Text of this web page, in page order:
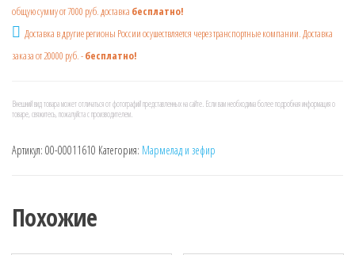
общую сумму от 7000 руб. доставка бесплатно!
Доставка в другие регионы России осушествляется через транспортные компании. Доставка
заказа от 20000 руб. -бесплатно!
Внешний вид товара может отличаться от фотографий представленных на сайте. Если вам необходима более подробная информация о
товаре, свяжитесь, пожалуйста с производителем.
Артикул: 00-00011610 Категория: Мармелад и зефир
Похожие